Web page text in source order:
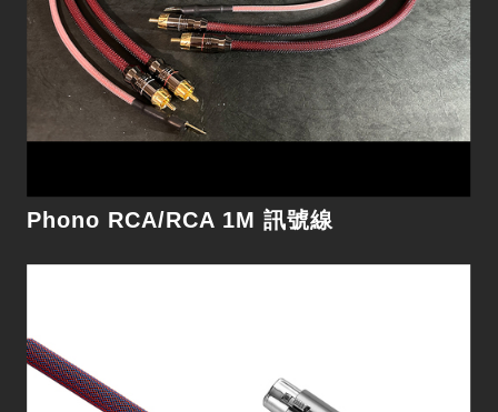
Phono RCA/RCA 1M 訊號線
Ultra2 Diamond 3M 喇叭線